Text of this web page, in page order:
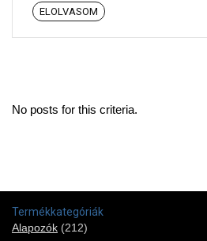
ELOLVASOM
No posts for this criteria.
Termékkategóriák
Alapozók (212)